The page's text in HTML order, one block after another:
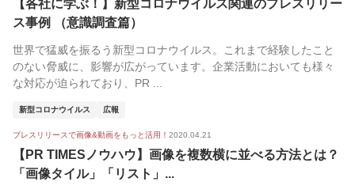
【各社に学ぶ！】新型コロナウイルス関連のプレスリリー
ス事例 （意識調査篇）
世界で猛威を振るう新型コロナウイルス。これまで経験したこと
のない脅威に、影響が広がっています。企業活動においても様々
な対応が迫られており、PR ...
新型コロナウイルス 広報
プレスリリースで画像&動画をもっと活用！ 2020.04.21
【PR TIMESノウハウ】画像を複数横に並べる方法とは？
「画像タイル」「リスト」...